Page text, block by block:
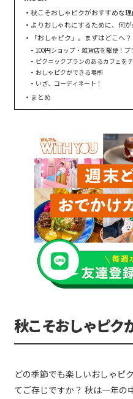
秋こそおしゃピクがおすすめな理
よりおしゃれにするために、何が
「おしゃピク」。まずはどこへ？
100円ショップ・雑貨店を駆使！
ピクニックプランのあるカフェを
おしゃピクができる場所
いざ、コーディネート！
まとめ
秋こそおしゃピク
どの季節でも楽しいおしゃピ
てご存じですか？ 秋は一年の